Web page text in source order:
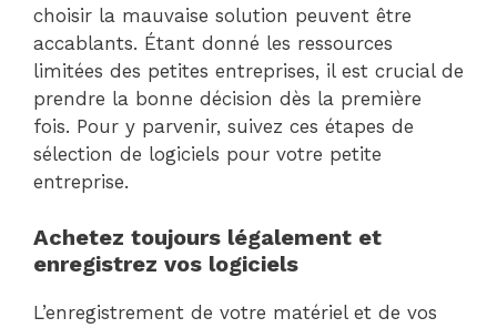
choisir la mauvaise solution peuvent être
accablants. Étant donné les ressources
limitées des petites entreprises, il est crucial de
prendre la bonne décision dès la première
fois. Pour y parvenir, suivez ces étapes de
sélection de logiciels pour votre petite
entreprise.
Achetez toujours légalement et
enregistrez vos logiciels
L’enregistrement de votre matériel et de vos